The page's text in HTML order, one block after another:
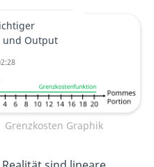
Grenzkosten Graphik
und Output